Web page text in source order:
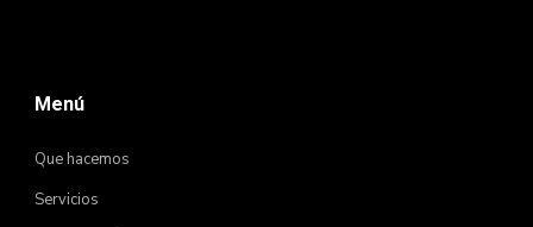
Menú
Que hacemos
Servicios